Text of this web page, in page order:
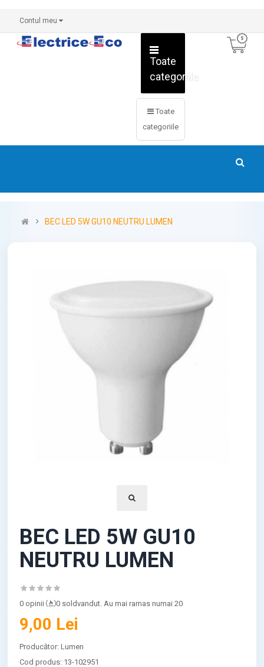
Contul meu
Toate
categoriile
Toate
categoriile
BEC LED 5W GU10 NEUTRU LUMEN
BEC LED 5W GU10
NEUTRU LUMEN
0 opinii 0 soldvandut. Au mai ramas numai 20
9,00 Lei
Producător:Lumen
Cod produs: 13-102951